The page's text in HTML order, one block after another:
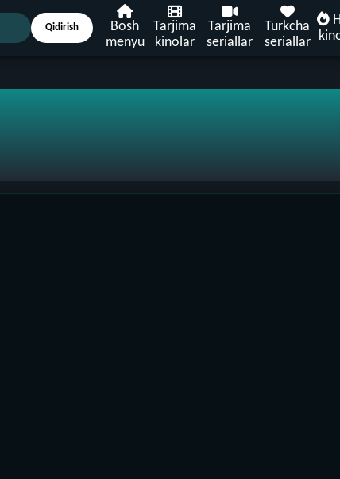
Qidirish
Bosh
menyu
Tarjima
kinolar
Tarjima
seriallar
Turkcha
seriallar